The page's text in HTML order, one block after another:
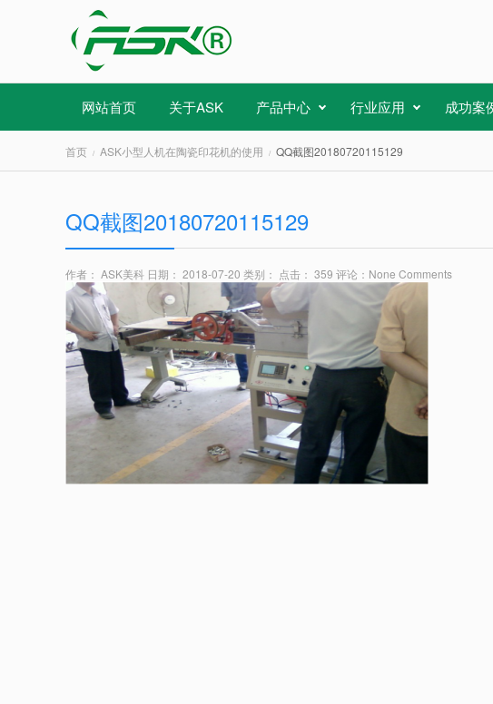
网站首页 关于ASK 产品中心 行业应用 成功案
首页 ASK小型人机在陶瓷印花机的使用 QQ截图20180720115129
QQ截图20180720115129
作者： ASK美科 日期： 2018-07-20 类别： 点击： 359 评论： None Comments